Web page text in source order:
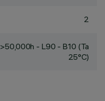
2
>50,000h - L90 - B10 (Ta
25°C)